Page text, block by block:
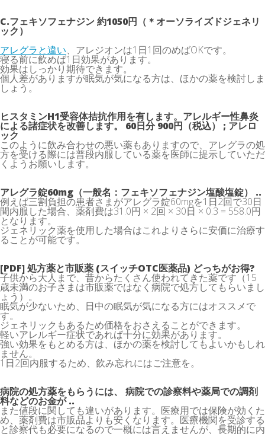
C.フェキソフェナジン 約1050円（＊オーソライズドジェネリ
ック）
アレグラと違い、アレジオンは1日1回のめばOKです。
寝る前に飲めば1日効果があります。
効果はしっかり期待できます。
個人差がありますが眠気が気になる方は、ほかの薬を検討しま
しょう。
ヒスタミンH1受容体拮抗作用を有します。アレルギー性鼻炎
による諸症状を改善します。 60日分 900円（税込） ; アレロ
ック
このように飲み合わせの悪い薬もありますので、アレグラの処
方を受ける際には普段内服している薬を医師に提示していただ
くようお願いします。
アレグラ錠60mg（一般名：フェキソフェナジン塩酸塩錠） ..
例えば三割負担の患者さまがアレグラ錠60mgを1日2回で30日
間内服した場合、薬剤費は31.0円 × 2回 × 30日 × 0.3 = 558.0円
となります。
ジェネリック薬を使用した場合はこれよりさらに安価に治療す
ることが可能です。
[PDF] 処方薬と市販薬 (スイッチOTC医薬品) どっちがお得?
子供から大人まで、昔からたくさん使われてきた薬です（15
歳未満のお子さまは市販薬ではなく病院で処方してもらいまし
ょう）。
眠気が少ないため、日中の眠気が気になる方にはオススメで
す。
ジェネリックもあるため価格をおさえることができます。
軽いアレルギー症状であれば十分に効果があります。
強い効果をもとめる方は、ほかの薬を検討してもよいかもしれ
ません。
1日2回内服するため、飲み忘れにはご注意を。
病院の処方薬をもらうには、 病院での診察料や薬局での調剤
料などのお金が ..
また値段に関しても違いがあります。医療用では保険が効くた
め、薬剤費は市販品よりも安くなります。医療機関を受診する
と診察代も必要になるので一概には言えませんが、長期的に内